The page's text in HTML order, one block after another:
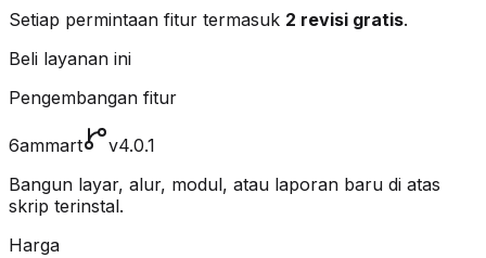
Setiap permintaan fitur termasuk 2 revisi gratis.
Beli layanan ini
Pengembangan fitur
6ammart
v4.0.1
Bangun layar, alur, modul, atau laporan baru di atas
skrip terinstal.
Harga